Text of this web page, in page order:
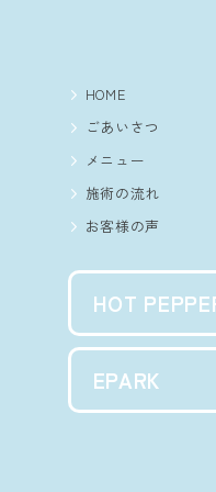
HOME
ごあいさつ
メニュー
施術の流れ
お客様の声
HOT
EPARK